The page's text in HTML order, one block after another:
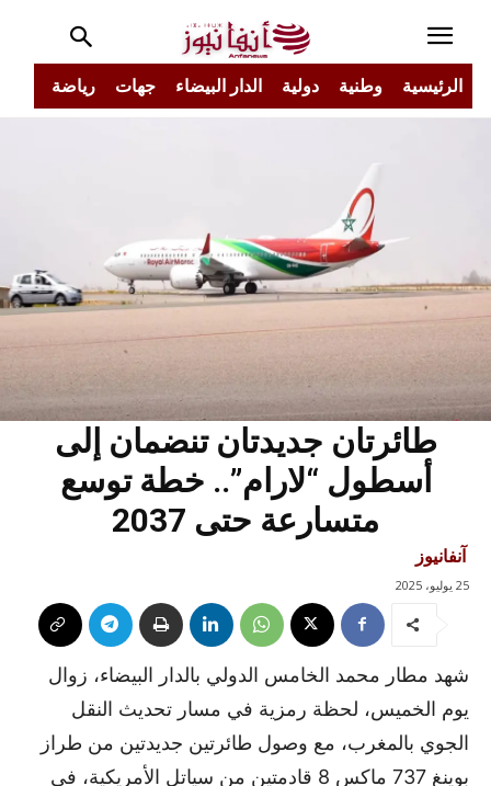
الرئيسية وطنية دولية الدار البيضاء جهات رياضة
طائرتان جديدتان تنضمان إلى
أسطول “لارام”.. خطة توسع
متسارعة حتى 2037
آنفانيوز
25 يوليو، 2025
شهد مطار محمد الخامس الدولي بالدار البيضاء، زوال
يوم الخميس، لحظة رمزية في مسار تحديث النقل
الجوي بالمغرب، مع وصول طائرتين جديدتين من طراز
بوينغ 737 ماكس 8 قادمتين من سياتل الأمريكية، في